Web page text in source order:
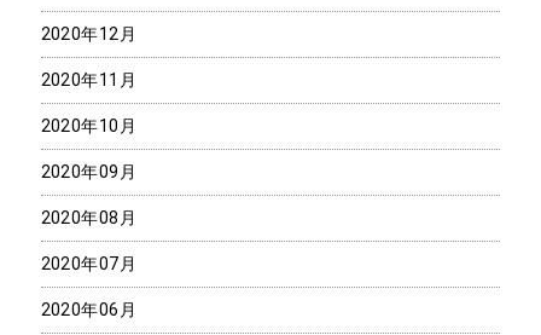
2020年12月
2020年11月
2020年10月
2020年09月
2020年08月
2020年07月
2020年06月